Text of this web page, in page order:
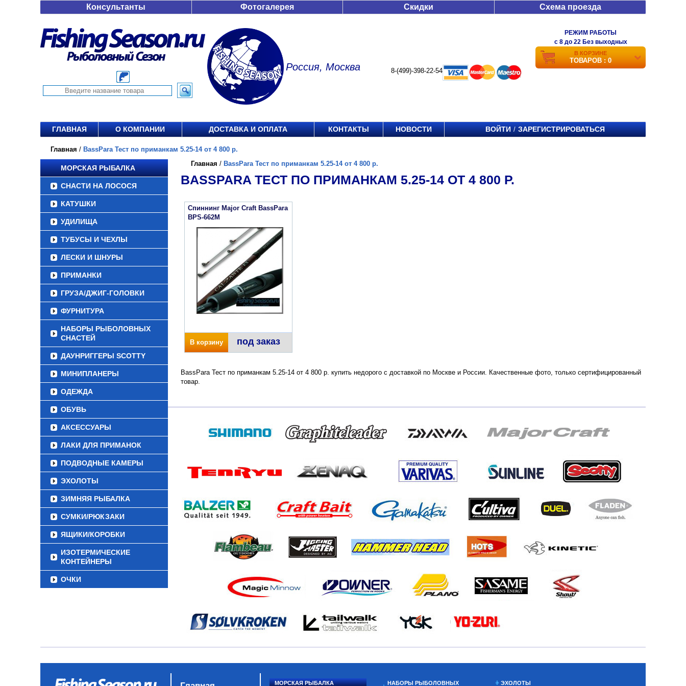
Консультанты Фотогалерея Скидки Схема проезда
Россия, Москва 8-(499)-398-22-54
РЕЖИМ РАБОТЫ
c 8 до 22 Без выходных
В КОРЗИНЕ
ТОВАРОВ : 0
ГЛАВНАЯ О КОМПАНИИ ДОСТАВКА И ОПЛАТА КОНТАКТЫ НОВОСТИ ВОЙТИ / ЗАРЕГИСТРИРОВАТЬСЯ
Главная / BassPara Тест по приманкам 5.25-14 от 4 800 р.
МОРСКАЯ РЫБАЛКА
СНАСТИ НА ЛОСОСЯ
КАТУШКИ
УДИЛИЩА
ТУБУСЫ И ЧЕХЛЫ
ЛЕСКИ И ШНУРЫ
ПРИМАНКИ
ГРУЗА/ДЖИГ-ГОЛОВКИ
ФУРНИТУРА
НАБОРЫ РЫБОЛОВНЫХ
СНАСТЕЙ
ДАУНРИГГЕРЫ SCOTTY
МИНИПЛАНЕРЫ
ОДЕЖДА
ОБУВЬ
АКСЕССУАРЫ
ЛАКИ ДЛЯ ПРИМАНОК
ПОДВОДНЫЕ КАМЕРЫ
ЭХОЛОТЫ
ЗИМНЯЯ РЫБАЛКА
СУМКИ/РЮКЗАКИ
ЯЩИКИ/КОРОБКИ
ИЗОТЕРМИЧЕСКИЕ
КОНТЕЙНЕРЫ
ОЧКИ
Главная / BassPara Тест по приманкам 5.25-14 от 4 800 р.
BASSPARA ТЕСТ ПО ПРИМАНКАМ 5.25-14 ОТ 4 800 Р.
Спиннинг Major Craft BassPara
BPS-662M
В корзину под заказ
BassPara Тест по приманкам 5.25-14 от 4 800 р. купить недорого с доставкой по Москве и России. Качественные фото, только сертифицированный
товар.
МОРСКАЯ РЫБАЛКА НАБОРЫ РЫБОЛОВНЫХ ЭХОЛОТЫ